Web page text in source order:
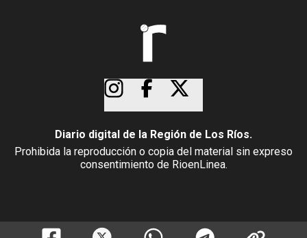
Diario digital de la Región de Los Ríos.
Prohibida la reproducción o copia del material sin expreso
consentimiento de RioenLinea.